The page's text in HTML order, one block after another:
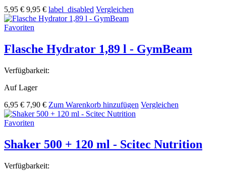
5,95 € 9,95 € label_disabled Vergleichen
Favoriten
Flasche Hydrator 1,89 l - GymBeam
Verfügbarkeit:
Auf Lager
6,95 € 7,90 € Zum Warenkorb hinzufügen Vergleichen
Favoriten
Shaker 500 + 120 ml - Scitec Nutrition
Verfügbarkeit: